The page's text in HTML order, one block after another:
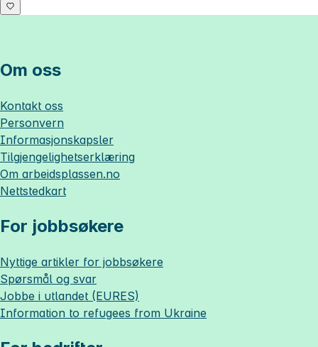
Om oss
Kontakt oss
Personvern
Informasjonskapsler
Tilgjengelighetserklæring
Om arbeidsplassen.no
Nettstedkart
For jobbsøkere
Nyttige artikler for jobbsøkere
Spørsmål og svar
Jobbe i utlandet (EURES)
Information to refugees from Ukraine